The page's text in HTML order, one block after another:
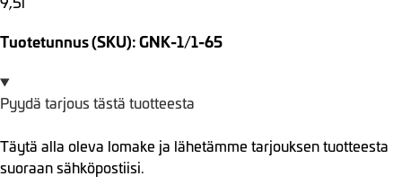
Tuotetunnus (SKU): GNK-1/1-65
Pyydä tarjous tästä tuotteesta
Täytä alla oleva lomake ja lähetämme tarjouksen tuotteesta
suoraan sähköpostiisi.